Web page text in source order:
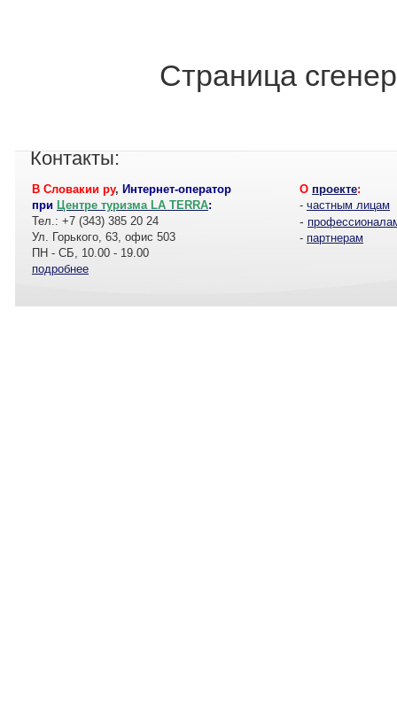
Страница
Контакты:
В Словакии ру, Интернет-оператор
при Центре туризма LA TERRA:
Тел.: +7 (343) 385 20 24
Ул. Горького, 63, офис 503
ПН - СБ, 10.00 - 19.00
подробнее
О проекте:
- частным лицам
-
- партнерам